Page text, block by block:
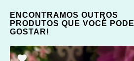
ENCONTRAMOS OUTROS
PRODUTOS QUE VOCÊ PODE
GOSTAR!
ADICIONAR